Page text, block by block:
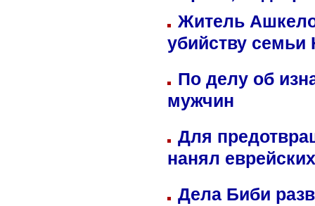
Житель
убийству семьи
По делу об
мужчин
Для
нанял
Дела Биби